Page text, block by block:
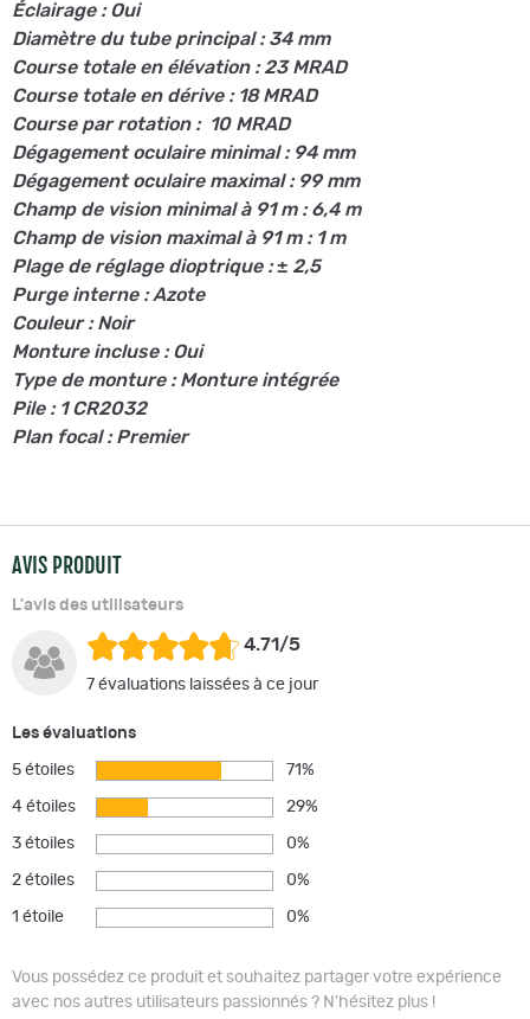
Éclairage : Oui
Diamètre du tube principal : 34 mm
Course totale en élévation : 23 MRAD
Course totale en dérive : 18 MRAD
Course par rotation : 10 MRAD
Dégagement oculaire minimal : 94 mm
Dégagement oculaire maximal : 99 mm
Champ de vision minimal à 91 m : 6,4 m
Champ de vision maximal à 91 m : 1 m
Plage de réglage dioptrique : ± 2,5
Purge interne : Azote
Couleur : Noir
Monture incluse : Oui
Type de monture : Monture intégrée
Pile : 1 CR2032
Plan focal : Premier
AVIS PRODUIT
L'avis des utilisateurs
4.71/5
7 évaluations laissées à ce jour
Les évaluations
5 étoiles 71%
4 étoiles 29%
3 étoiles 0%
2 étoiles 0%
1 étoile 0%
Vous possédez ce produit et souhaitez partager votre expérience
avec nos autres utilisateurs passionnés ? N'hésitez plus !